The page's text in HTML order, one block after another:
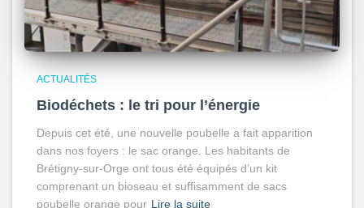
ACTUALITÉS
Biodéchets : le tri pour l’énergie
Depuis cet été, une nouvelle poubelle a fait apparition
dans nos foyers : le sac orange. Les habitants de
Brétigny-sur-Orge ont tous été équipés d’un kit
comprenant un bioseau et suffisamment de sacs
poubelle orange pour Lire la suite